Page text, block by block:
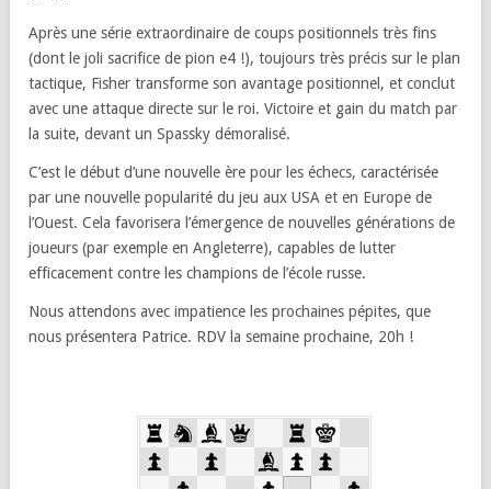
Après une série extraordinaire de coups positionnels très fins
(dont le joli sacrifice de pion e4 !), toujours très précis sur le plan
tactique, Fisher transforme son avantage positionnel, et conclut
avec une attaque directe sur le roi. Victoire et gain du match par
la suite, devant un Spassky démoralisé.
C’est le début d’une nouvelle ère pour les échecs, caractérisée
par une nouvelle popularité du jeu aux USA et en Europe de
l’Ouest. Cela favorisera l’émergence de nouvelles générations de
joueurs (par exemple en Angleterre), capables de lutter
efficacement contre les champions de l’école russe.
Nous attendons avec impatience les prochaines pépites, que
nous présentera Patrice. RDV la semaine prochaine, 20h !